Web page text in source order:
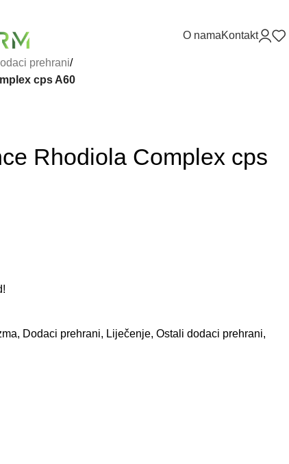
O namaKontakt
prehrani/
cps A60
Rhodiola Complex cps
, Dodaci prehrani, Liječenje, Ostali dodaci prehrani,